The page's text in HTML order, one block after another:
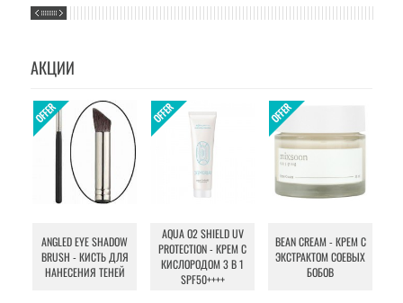
АКЦИИ
ANGLED EYE SHADOW
BRUSH - КИСТЬ ДЛЯ
НАНЕСЕНИЯ ТЕНЕЙ
AQUA O2 SHIELD UV
PROTECTION - КРЕМ С
КИСЛОРОДОМ 3 В 1
SPF50++++
BEAN CREAM - КРЕМ С
ЭКСТРАКТОМ СОЕВЫХ
БОБОВ